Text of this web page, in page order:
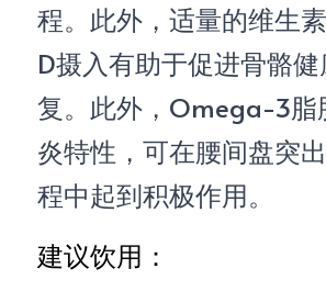
程。此外，适量的维生素
D摄入有助于促进骨骼
复。此外， Omega-3脂
炎特性，可在腰间盘突
程中起到积极作用。
建议饮用：